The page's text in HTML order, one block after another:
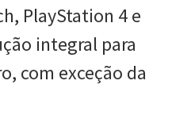
PlayStation 4 e
integral para
com exceção da